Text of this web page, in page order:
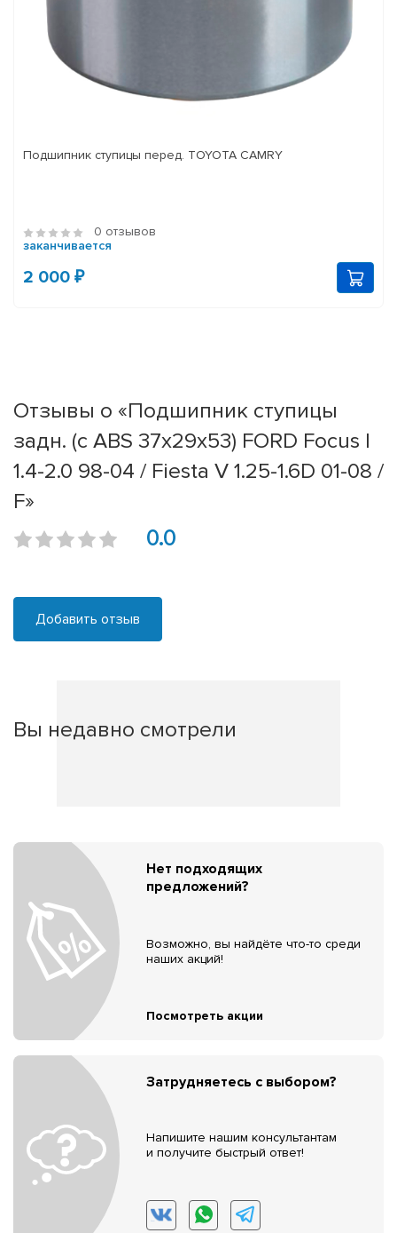
Подшипник ступицы перед. TOYOTA CAMRY
0 отзывов
заканчивается
2 000 ₽
Отзывы о «Подшипник ступицы
задн. (с ABS 37x29x53) FORD Focus I
1.4-2.0 98-04 / Fiesta V 1.25-1.6D 01-08 /
F»
0.0
Добавить отзыв
Вы недавно смотрели
Нет подходящих
предложений?
Возможно, вы найдёте что-то среди
наших акций!
Посмотреть акции
Затрудняетесь с выбором?
Напишите нашим консультантам
и получите быстрый ответ!